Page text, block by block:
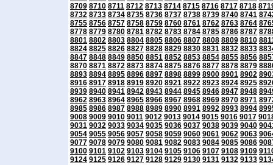
8709 8710 8711 8712 8713 8714 8715 8716 8717 8718
8732 8733 8734 8735 8736 8737 8738 8739 8740 8741
8755 8756 8757 8758 8759 8760 8761 8762 8763 8764
8778 8779 8780 8781 8782 8783 8784 8785 8786 8787
8801 8802 8803 8804 8805 8806 8807 8808 8809 8810
8824 8825 8826 8827 8828 8829 8830 8831 8832 8833
8847 8848 8849 8850 8851 8852 8853 8854 8855 8856
8870 8871 8872 8873 8874 8875 8876 8877 8878 8879
8893 8894 8895 8896 8897 8898 8899 8900 8901 8902
8916 8917 8918 8919 8920 8921 8922 8923 8924 8925
8939 8940 8941 8942 8943 8944 8945 8946 8947 8948
8962 8963 8964 8965 8966 8967 8968 8969 8970 8971
8985 8986 8987 8988 8989 8990 8991 8992 8993 8994
9008 9009 9010 9011 9012 9013 9014 9015 9016 9017
9031 9032 9033 9034 9035 9036 9037 9038 9039 9040
9054 9055 9056 9057 9058 9059 9060 9061 9062 9063
9077 9078 9079 9080 9081 9082 9083 9084 9085 9086
9100 9101 9102 9103 9104 9105 9106 9107 9108 9109
9124 9125 9126 9127 9128 9129 9130 9131 9132 9133